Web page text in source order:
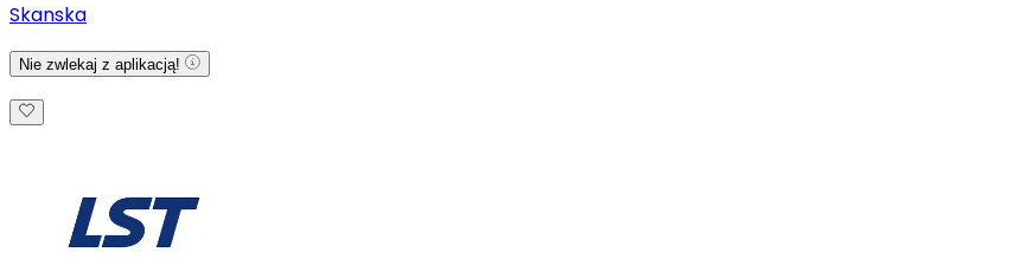
Skanska
Nie zwlekaj z aplikacją!